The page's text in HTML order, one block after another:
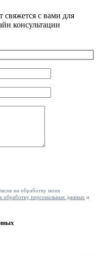
с вами для
консультации
на обработку моих
обработку персональных данных и